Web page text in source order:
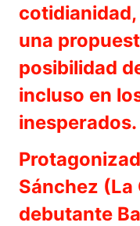
una
posibilidad
incluso en
inesperados.
Sánchez (La
debutante